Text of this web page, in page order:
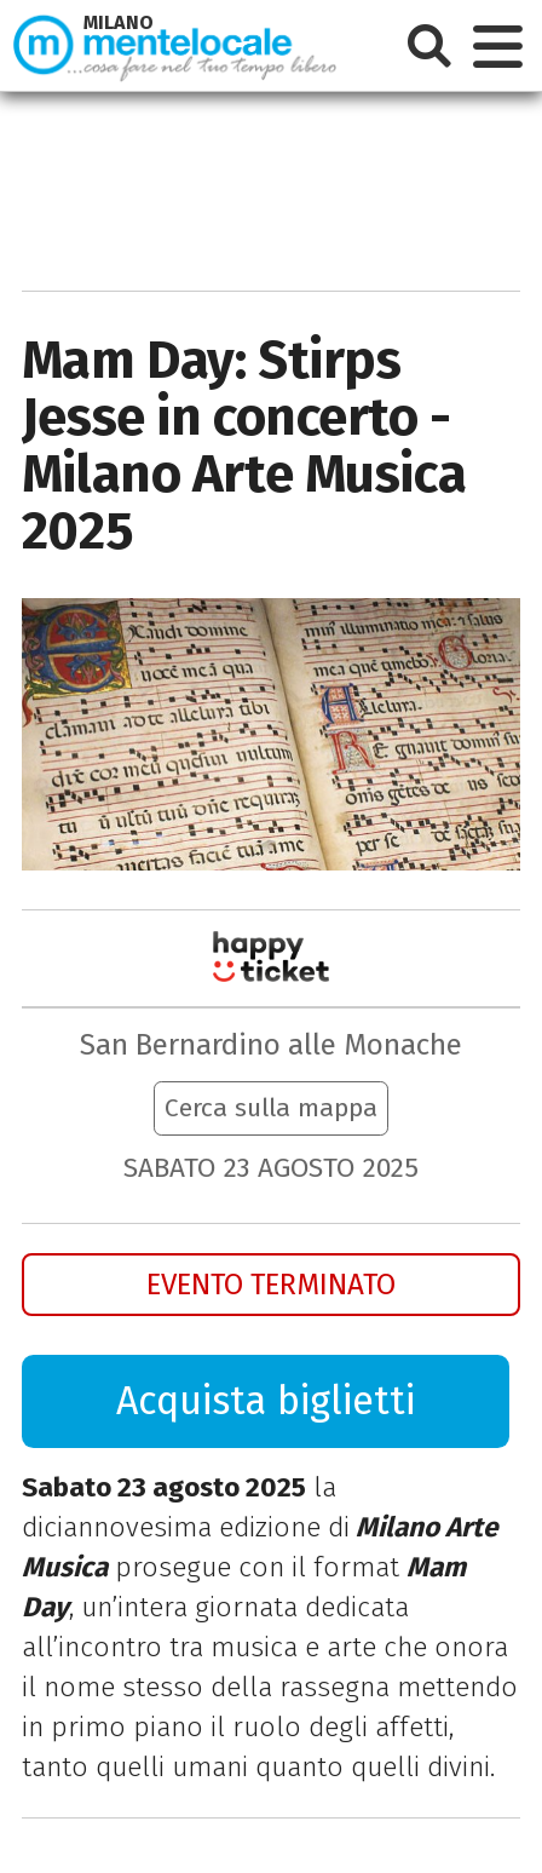
Mam Day: Stirps
Jesse in concerto -
Milano Arte Musica
2025
San Bernardino alle Monache
Cerca sulla mappa
SABATO 23 AGOSTO 2025
EVENTO TERMINATO
Acquista biglietti
Sabato 23 agosto 2025 la
diciannovesima edizione di Milano Arte
Musicaprosegue con il format Mam
Day, un’intera giornata dedicata
all’incontro tra musica e arte che onora
il nome stesso della rassegna mettendo
in primo piano il ruolo degli affetti,
tanto quelli umani quanto quelli divini.
MILANO